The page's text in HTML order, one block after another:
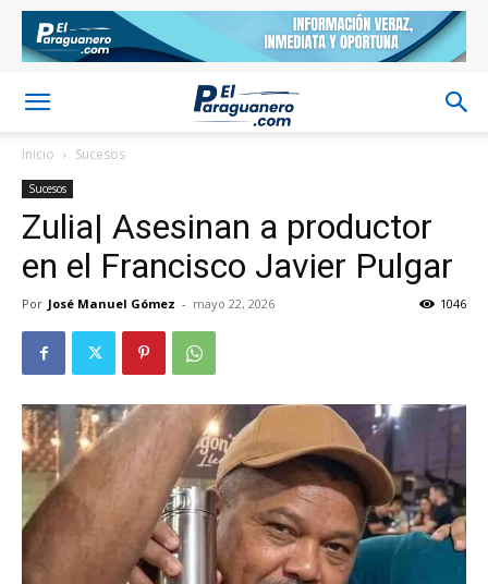
Inicio Sucesos
Sucesos
Zulia| Asesinan a productor
en el Francisco Javier Pulgar
Por José Manuel Gómez - mayo 22, 2026 1046